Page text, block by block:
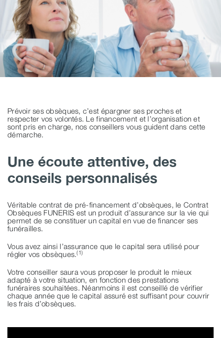
Prévoir ses obsèques, c’est épargner ses proches et
respecter vos volontés. Le financement et l’organisation et
sont pris en charge, nos conseillers vous guident dans cette
démarche.
Une écoute attentive, des
conseils personnalisés
Véritable contrat de pré-financement d’obsèques, le Contrat
Obsèques FUNERIS est un produit d’assurance sur la vie qui
permet de se constituer un capital en vue de financer ses
funérailles.
Vous avez ainsi l’assurance que le capital sera utilisé pour
régler vos obsèques.(1)
Votre conseiller saura vous proposer le produit le mieux
adapté à votre situation, en fonction des prestations
funéraires souhaitées. Néanmoins il est conseillé de vérifier
chaque année que le capital assuré est suffisant pour couvrir
les frais d’obsèques.